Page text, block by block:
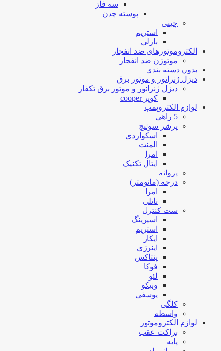
سه فاز
پوسته چدن
چینی
استریم
بارلی
الکتروموتورهای ضد انفجار
موتوژن ضد انفجار
بدون دسته بندی
دیزل ژنراتور و موتور برق
دیزل ژنراتور و موتور برق تکفاز
کوپر cooper
لوازم الکتروپمپ
5 راهی
پرشر سوئیچ
اسکواردی
المنت
امرا
ایتال تکنیک
پروانه
درجه (مانومتر)
امرا
ناتلی
ست کنترل
اسپرینگ
استریم
ایکار
اینرژی
پنتاکس
فوکا
لئو
ونیکو
یوسفی
کلگی
واسطه
لوازم الکتروموتور
براکت عقب
پایه